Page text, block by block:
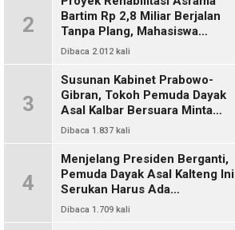
2
Bartim Rp 2,8 Miliar Berjalan
Tanpa Plang, Mahasiswa
Pertanyakan Transparansi
Dibaca 2.012 kali
3
Susunan Kabinet Prabowo-
Gibran, Tokoh Pemuda Dayak
Asal Kalbar Bersuara Minta
Harus Ada Representasi Dari
Dibaca 1.837 kali
4
Menjelang Presiden Berganti,
Pemuda Dayak Asal Kalteng Ini
Serukan Harus Ada
Keterwakilan Bangsa Dayak
Dibaca 1.709 kali